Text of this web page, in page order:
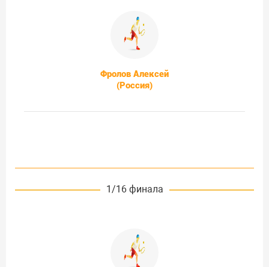
Фролов Алексей
(Россия)
1/16 финала